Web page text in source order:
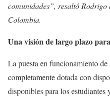
comunidades”, resaltó
Colombia.
Una visión de largo plazo
La puesta en funcionamiento de
completamente dotada con
disponibles para los